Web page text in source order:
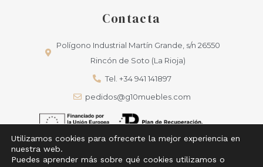
Contacta
Polígono Industrial Martín Grande, s/n 26550
Rincón de Soto (La Rioja)
Tel. +34 941 141897
pedidos@g10muebles.com
Utilizamos cookies para ofrecerte la mejor experiencia en
nuestra web.
Puedes aprender más sobre qué cookies utilizamos o